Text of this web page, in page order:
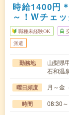
時給1400円
～！Wチェ
職種未経験OK
派遣
勤務地
山梨県
石和温
曜日頻度 月～金
時間 08:30